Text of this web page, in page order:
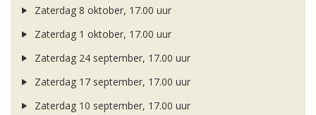
Zaterdag 8 oktober, 17.00 uur
Zaterdag 1 oktober, 17.00 uur
Zaterdag 24 september, 17.00 uur
Zaterdag 17 september, 17.00 uur
Zaterdag 10 september, 17.00 uur